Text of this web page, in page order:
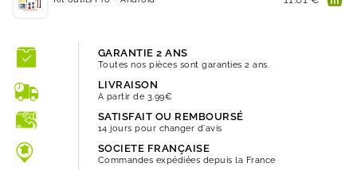
GARANTIE 2 ANS
Toutes nos pièces sont garanties 2 ans.
LIVRAISON
A partir de 3.99€
SATISFAIT OU REMBOURSÉ
14 jours pour changer d'avis
SOCIETE FRANÇAISE
Commandes expédiées depuis la France